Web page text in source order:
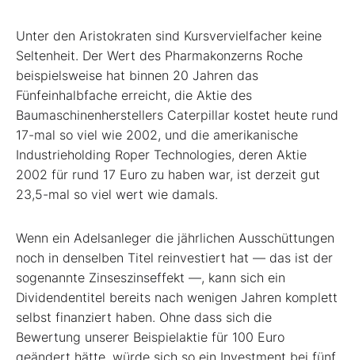
Unter den Aristokraten sind Kursvervielfacher keine
Seltenheit. Der Wert des Pharmakonzerns Roche
beispielsweise hat binnen 20 Jahren das
Fünfeinhalbfache erreicht, die Aktie des
Baumaschinenherstellers Caterpillar kostet heute rund
17-mal so viel wie 2002, und die amerikanische
Industrieholding Roper Technologies, deren Aktie
2002 für rund 17 Euro zu haben war, ist derzeit gut
23,5-mal so viel wert wie damals.
Wenn ein Adelsanleger die jährlichen Ausschüttungen
noch in denselben Titel reinvestiert hat — das ist der
sogenannte Zinseszinseffekt —, kann sich ein
Dividendentitel bereits nach wenigen Jahren komplett
selbst finanziert haben. Ohne dass sich die
Bewertung unserer Beispielaktie für 100 Euro
geändert hätte, würde sich so ein Investment bei fünf